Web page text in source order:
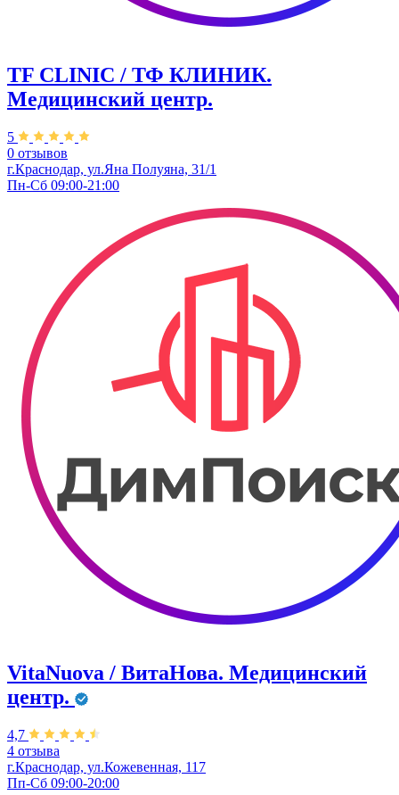
TF CLINIC / ТФ КЛИНИК.
Медицинский центр.
5
0 отзывов
г.Краснодар, ул.​Яна Полуяна, 31/1
Пн-Сб 09:00-21:00
VitaNuova / ВитаНова. Медицинский
центр.
4,7
4 отзыва
г.Краснодар, ул.Кожевенная, 117
Пп-Сб 09:00-20:00